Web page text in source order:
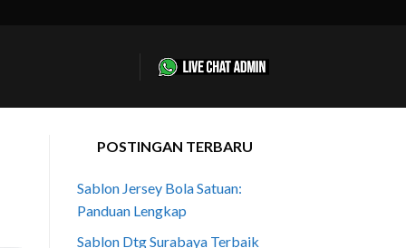
POSTINGAN TERBARU
Sablon Jersey Bola Satuan:
Panduan Lengkap
Sablon Dtg Surabaya Terbaik